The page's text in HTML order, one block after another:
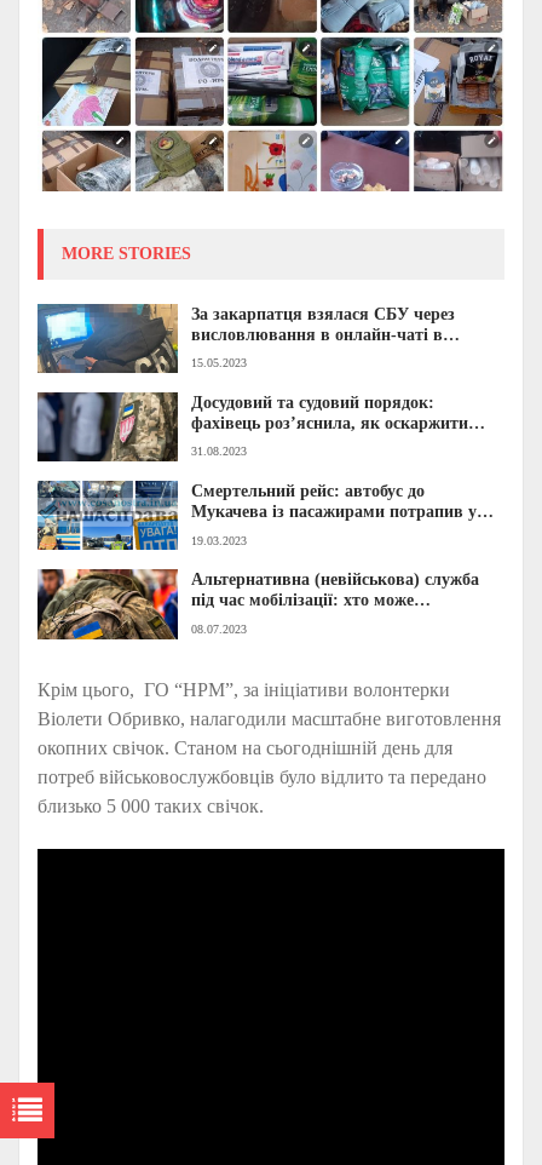
MORE STORIES
За закарпатця взялася СБУ через
висловлювання в онлайн-чаті в
мережі: відомі деталі кримінального
15.05.2023
Досудовий та судовий порядок:
фахівець роз’яснила, як оскаржити
рішення військово-лікарської комісії
31.08.2023
Смертельний рейс: автобус до
Мукачева із пасажирами потрапив у
трагічну ДТП (ФОТО)
19.03.2023
Альтернативна (невійськова) служба
під час мобілізації: хто може
скористатися та що варто знати
08.07.2023
Крім цього, ГО “НРМ”, за ініціативи волонтерки
Віолети Обривко, налагодили масштабне виготовлення
окопних свічок. Станом на сьогоднішній день для
потреб військовослужбовців було відлито та передано
близько 5 000 таких свічок.